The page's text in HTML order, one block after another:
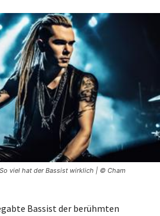
viel hat der Bassist wirklich | © Cham
Bassist der berühmten